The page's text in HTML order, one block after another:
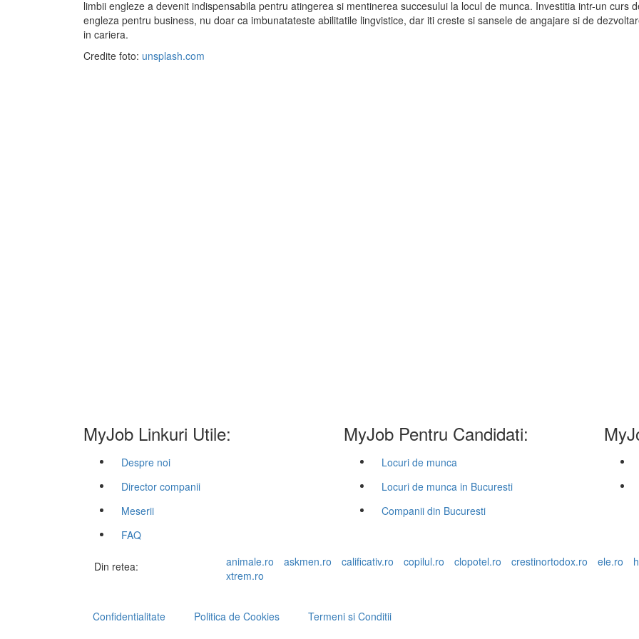
limbii engleze a devenit indispensabila pentru atingerea si mentinerea succesului la locul de munca. Investitia intr-un curs
engleza pentru business, nu doar ca imbunatateste abilitatile lingvistice, dar iti creste si sansele de angajare si de
in cariera.
Credite foto: unsplash.com
MyJob Linkuri Utile:
Despre noi
Director companii
Meserii
FAQ
MyJob Pentru Candidati:
Locuri de munca
Locuri de munca in Bucuresti
Companii din Bucuresti
Din retea: animale.ro askmen.ro calificativ.ro copilul.ro clopotel.ro crestinortodox.ro ele.ro
xtrem.ro
Confidentialitate Politica de Cookies
Termeni si Conditii